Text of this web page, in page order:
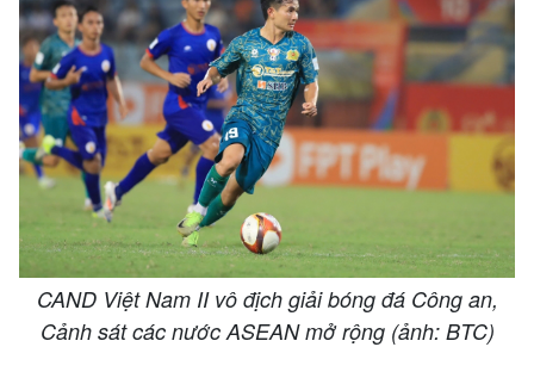
CAND Việt Nam II vô địch giải bóng đá Công an,
Cảnh sát các nước ASEAN mở rộng (ảnh: BTC)